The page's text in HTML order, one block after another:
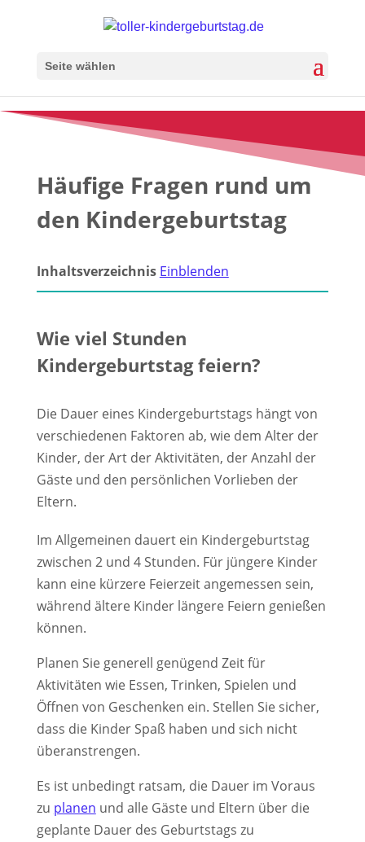
Seite wählen
Häufige Fragen rund um
den Kindergeburtstag
Inhaltsverzeichnis Einblenden
Wie viel Stunden
Kindergeburtstag feiern?
Die Dauer eines Kindergeburtstags hängt von
verschiedenen Faktoren ab, wie dem Alter der
Kinder, der Art der Aktivitäten, der Anzahl der
Gäste und den persönlichen Vorlieben der
Eltern.
Im Allgemeinen dauert ein Kindergeburtstag
zwischen 2 und 4 Stunden. Für jüngere Kinder
kann eine kürzere Feierzeit angemessen sein,
während ältere Kinder längere Feiern genießen
können.
Planen Sie generell genügend Zeit für
Aktivitäten wie Essen, Trinken, Spielen und
Öffnen von Geschenken ein. Stellen Sie sicher,
dass die Kinder Spaß haben und sich nicht
überanstrengen.
Es ist unbedingt ratsam, die Dauer im Voraus
zu planen und alle Gäste und Eltern über die
geplante Dauer des Geburtstags zu